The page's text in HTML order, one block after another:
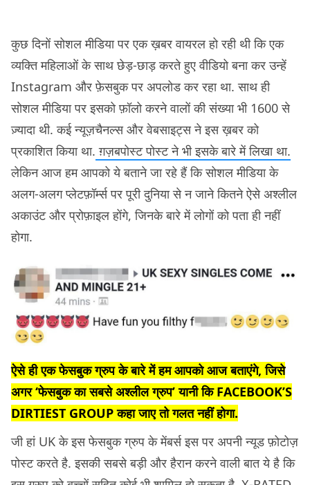
कुछ दिनों सोशल मीडिया पर एक ख़बर वायरल हो रही थी कि एक
व्यक्ति महिलाओं के साथ छेड़-छाड़ करते हुए वीडियो बना कर उन्हें
Instagram और फ़ेसबुक पर अपलोड कर रहा था. साथ ही
सोशल मीडिया पर इसको फ़ॉलो करने वालों की संख्या भी 1600 से
ज़्यादा थी. कई न्यूज़चैनल्स और वेबसाइट्स ने इस ख़बर को
प्रकाशित किया था. ग़ज़बपोस्ट पोस्ट ने भी इसके बारे में लिखा था.
लेकिन आज हम आपको ये बताने जा रहे हैं कि सोशल मीडिया के
अलग-अलग प्लेटफ़ॉर्म्स पर पूरी दुनिया से न जाने कितने ऐसे अश्लील
अकाउंट और प्रोफ़ाइल होंगे, जिनके बारे में लोगों को पता ही नहीं
होगा.
ऐसे ही एक फेसबुक ग्रुप के बारे में हम आपको आज बताएंगे, जिसे
अगर ‘फेसबुक का सबसे अश्लील ग्रुप’ यानी कि FACEBOOK’S
DIRTIEST GROUP कहा जाए तो गलत नहीं होगा.
जी हां UK के इस फेसबुक ग्रुप के मेंबर्स इस पर अपनी न्यूड फ़ोटोज़
पोस्ट करते है. इसकी सबसे बड़ी और हैरान करने वाली बात ये है कि